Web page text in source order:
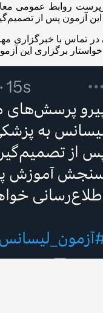
روابط عمومی
در تماس با خبرگزاری
برگزاری این